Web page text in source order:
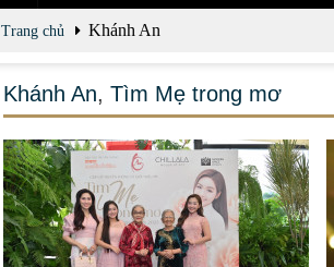
Trang chủ Khánh An
Khánh An, Tìm Mẹ trong mơ